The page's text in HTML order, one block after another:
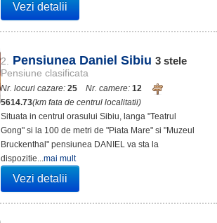
Vezi detalii
2. Pensiunea Daniel Sibiu 3 stele
Pensiune clasificata
Nr. locuri cazare: 25 Nr. camere: 12
5614.73(km fata de centrul localitatii)
Situata in centrul orasului Sibiu, langa "Teatrul
Gong" si la 100 de metri de "Piata Mare" si "Muzeul
Bruckenthal" pensiunea DANIEL va sta la
dispozitie...mai mult
Vezi detalii